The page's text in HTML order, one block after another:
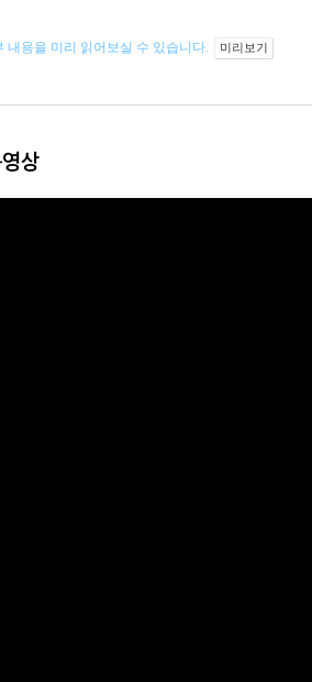
내용을 미리 읽어보실 수 있습니다. 미리보기
상